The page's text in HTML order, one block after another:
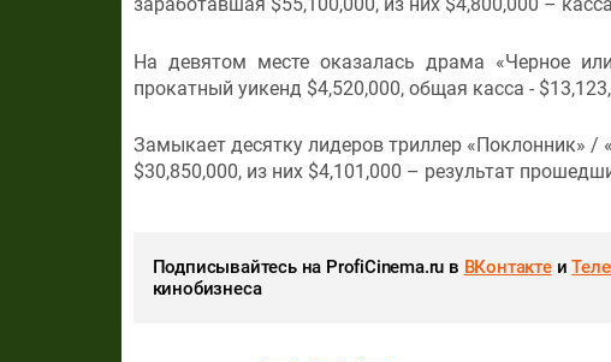
На девятом месте оказалась драма «Черное
прокатный уикенд $4,520,000, общая касса -
Замыкает десятку лидеров триллер «Поклонник» /
$30,850,000, из них $4,101,000 – результат
Подписывайтесь на ProfiCinema.ru в ВКонтактеи
кинобизнеса